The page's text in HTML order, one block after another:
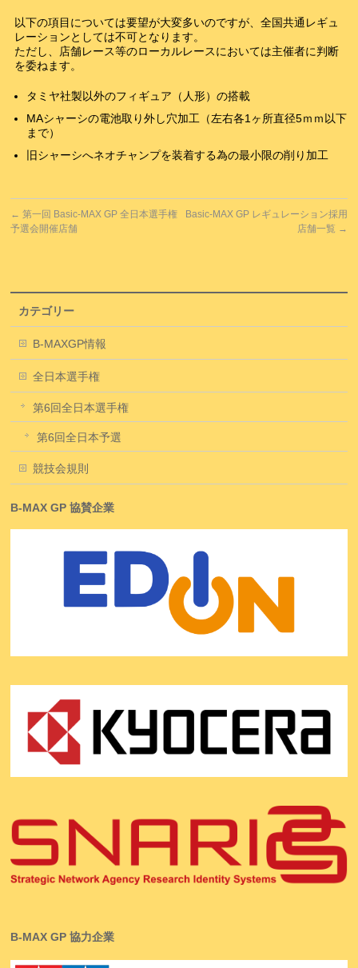
以下の項目については要望が大変多いのですが、全国共通レギュ
レーションとしては不可となります。
ただし、店舗レース等のローカルレースにおいては主催者に判断
を委ねます。
タミヤ社製以外のフィギュア（人形）の搭載
MAシャーシの電池取り外し穴加工（左右各1ヶ所直径5ｍｍ以下
まで）
旧シャーシへネオチャンプを装着する為の最小限の削り加工
← 第一回 Basic-MAX GP 全日本選手権
予選会開催店舗
Basic-MAX GP レギュレーション採用
店舗一覧 →
カテゴリー
B-MAXGP情報
全日本選手権
第6回全日本選手権
第6回全日本予選
競技会規則
B-MAX GP 協賛企業
B-MAX GP 協力企業